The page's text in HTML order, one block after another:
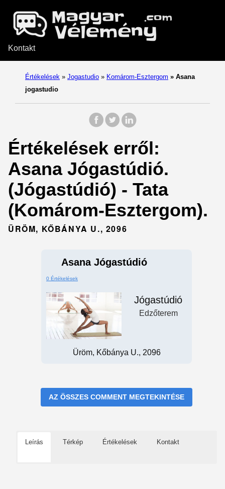
Kontakt
Értékelések » Jogastudio » Komárom-Esztergom » Asana
jogastudio
Értékelések erről:
Asana Jógastúdió.
(Jógastúdió) - Tata
(Komárom-Esztergom).
ÜRÖM, KŐBÁNYA U., 2096
Asana Jógastúdió
0 Értékelések
Jógastúdió
Edzőterem
Üröm, Kőbánya U., 2096
AZ ÖSSZES COMMENT MEGTEKINTÉSE
Leírás Térkép Értékelések Kontakt